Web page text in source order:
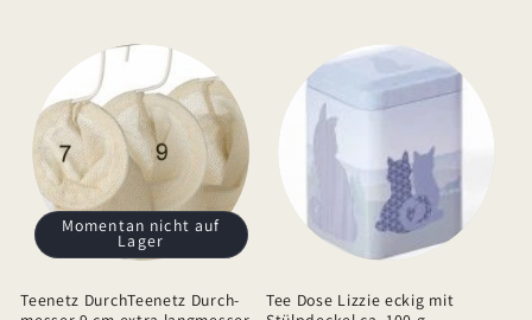
Momentan nicht auf
Lager
Teenetz DurchTeenetz Durch-
Tee Dose Lizzie eckig mit